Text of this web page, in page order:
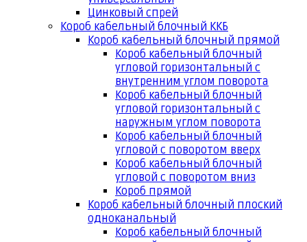
Цинковый спрей
Короб кабельный блочный ККБ
Короб кабельный блочный прямой
Короб кабельный блочный
угловой горизонтальный с
внутренним углом поворота
Короб кабельный блочный
угловой горизонтальный с
наружным углом поворота
Короб кабельный блочный
угловой с поворотом вверх
Короб кабельный блочный
угловой с поворотом вниз
Короб прямой
Короб кабельный блочный плоский
одноканальный
Короб кабельный блочный